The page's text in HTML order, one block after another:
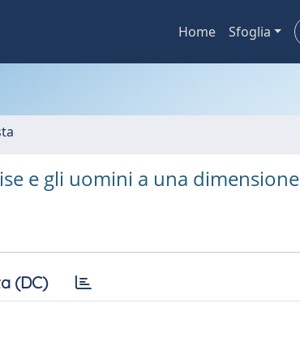
Home Sfoglia
e gli uomini a una dimensione
(DC)